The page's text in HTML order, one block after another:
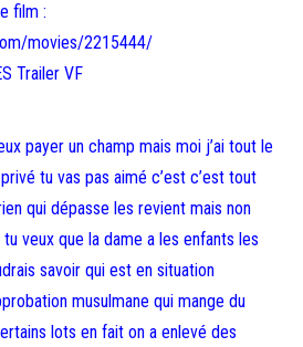
film :
movies/2215444/
Trailer VF
payer un champ mais moi j’ai tout le
tu vas pas aimé c’est c’est tout
qui dépasse les revient mais non
veux que la dame a les enfants les
savoir qui est en situation
musulmane qui mange du
lots en fait on a enlevé des